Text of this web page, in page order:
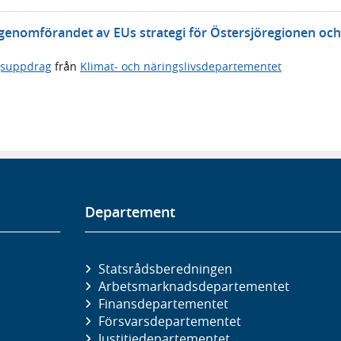
av EUs strategi för Östersjöregionen och
från Klimat- och näringslivsdepartementet
Departement
Statsrådsberedningen
Arbetsmarknads­departementet
Finans­departementet
Försvars­departementet